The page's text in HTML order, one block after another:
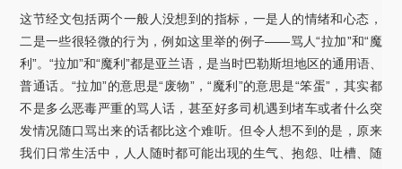
这节经文包括两个一般人没想到的指标，一是人的情绪和心态，
二是一些很轻微的行为，例如这里举的例子——骂人“拉加”和“魔
利”。“拉加”和“魔利”都是亚兰语，是当时巴勒斯坦地区的通用语、
普通话。“拉加”的意思是“废物”，“魔利”的意思是“笨蛋”，其实都
不是多么恶毒严重的骂人话，甚至好多司机遇到堵车或者什么突
发情况随口骂出来的话都比这个难听。但令人想不到的是，原来
我们日常生活中，人人随时都可能出现的生气、抱怨、吐槽、随